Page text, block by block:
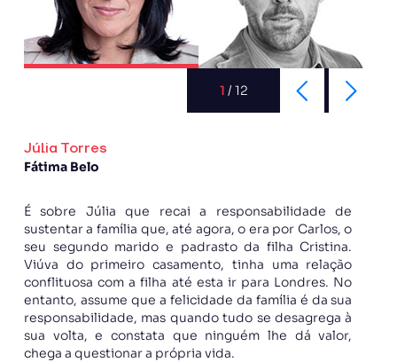
1 / 12
Júlia Torres
Fátima Belo
É sobre Júlia que recai a responsabilidade de
sustentar a família que, até agora, o era por Carlos, o
seu segundo marido e padrasto da filha Cristina.
Viúva do primeiro casamento, tinha uma relação
conflituosa com a filha até esta ir para Londres. No
entanto, assume que a felicidade da família é da sua
responsabilidade, mas quando tudo se desagrega à
sua volta, e constata que ninguém lhe dá valor,
chega a questionar a própria vida.